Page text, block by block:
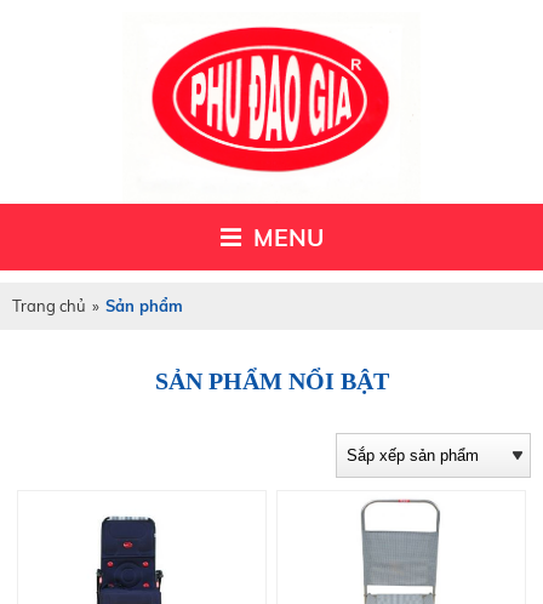
MENU
Trang chủ » Sản phẩm
SẢN PHẨM NỔI BẬT